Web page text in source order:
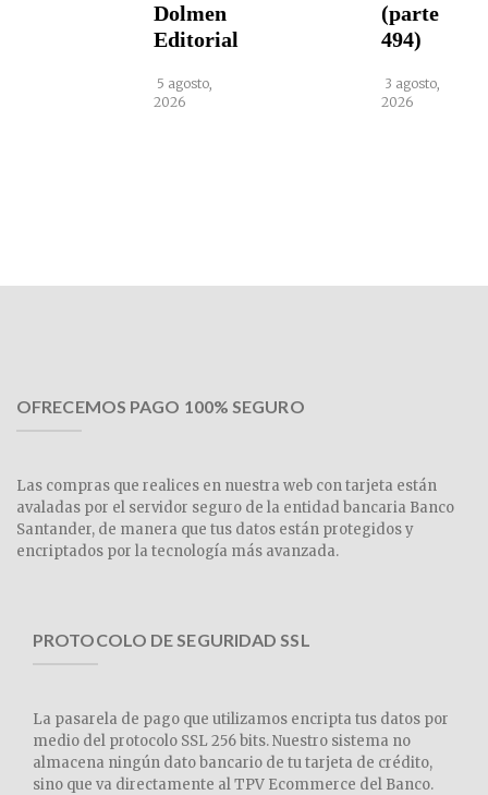
Dolmen
Editorial
5 agosto,
2026
(parte
494)
3 agosto,
2026
OFRECEMOS PAGO 100% SEGURO
Las compras que realices en nuestra web con tarjeta están
avaladas por el servidor seguro de la entidad bancaria Banco
Santander, de manera que tus datos están protegidos y
encriptados por la tecnología más avanzada.
PROTOCOLO DE SEGURIDAD SSL
La pasarela de pago que utilizamos encripta tus datos por
medio del protocolo SSL 256 bits. Nuestro sistema no
almacena ningún dato bancario de tu tarjeta de crédito,
sino que va directamente al TPV Ecommerce del Banco.